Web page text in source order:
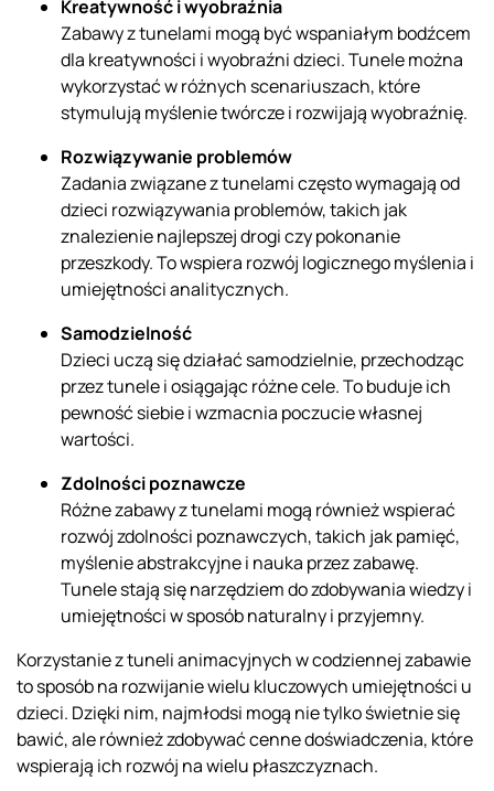
Kreatywność i wyobraźnia
Zabawy z tunelami mogą być wspaniałym bodźcem
dla kreatywności i wyobraźni dzieci. Tunele można
wykorzystać w różnych scenariuszach, które
stymulują myślenie twórcze i rozwijają wyobraźnię.
Rozwiązywanie problemów
Zadania związane z tunelami często wymagają od
dzieci rozwiązywania problemów, takich jak
znalezienie najlepszej drogi czy pokonanie
przeszkody. To wspiera rozwój logicznego myślenia i
umiejętności analitycznych.
Samodzielność
Dzieci uczą się działać samodzielnie, przechodząc
przez tunele i osiągając różne cele. To buduje ich
pewność siebie i wzmacnia poczucie własnej
wartości.
Zdolności poznawcze
Różne zabawy z tunelami mogą również wspierać
rozwój zdolności poznawczych, takich jak pamięć,
myślenie abstrakcyjne i nauka przez zabawę.
Tunele stają się narzędziem do zdobywania wiedzy i
umiejętności w sposób naturalny i przyjemny.
Korzystanie z tuneli animacyjnych w codziennej zabawie
to sposób na rozwijanie wielu kluczowych umiejętności u
dzieci. Dzięki nim, najmłodsi mogą nie tylko świetnie się
bawić, ale również zdobywać cenne doświadczenia, które
wspierają ich rozwój na wielu płaszczyznach.